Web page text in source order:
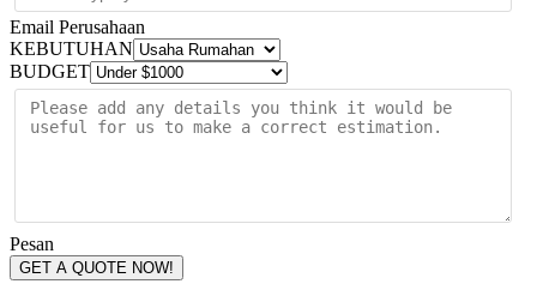
Email Perusahaan
KEBUTUHAN
BUDGET
Pesan
GET A QUOTE NOW!